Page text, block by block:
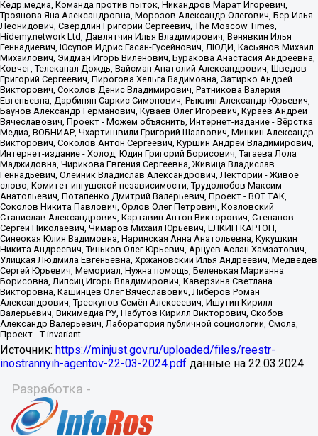
Источник: https://minjust.gov.ru/uploaded/files/reestr-
inostrannyih-agentov-22-03-2024.pdf данные на 22.03.2024
Разработка -